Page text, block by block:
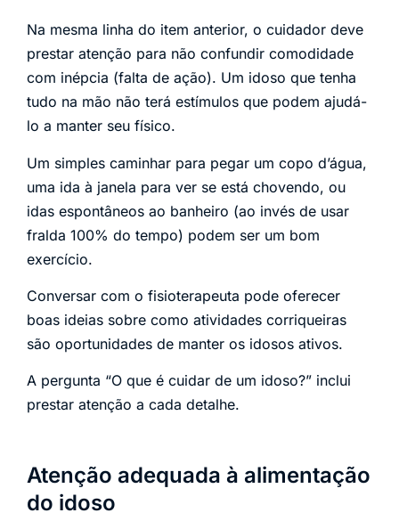
Na mesma linha do item anterior, o cuidador deve
prestar atenção para não confundir comodidade
com inépcia (falta de ação). Um idoso que tenha
tudo na mão não terá estímulos que podem ajudá-
lo a manter seu físico.
Um simples caminhar para pegar um copo d’água,
uma ida à janela para ver se está chovendo, ou
idas espontâneos ao banheiro (ao invés de usar
fralda 100% do tempo) podem ser um bom
exercício.
Conversar com o fisioterapeuta pode oferecer
boas ideias sobre como atividades corriqueiras
são oportunidades de manter os idosos ativos.
A pergunta “O que é cuidar de um idoso?” inclui
prestar atenção a cada detalhe.
Atenção adequada à alimentação
do idoso